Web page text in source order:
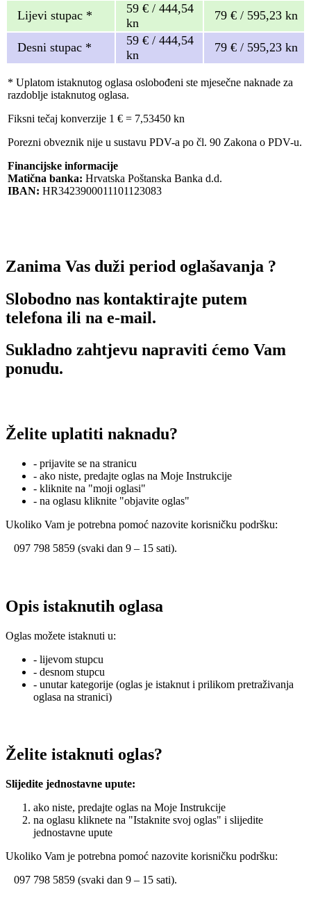
Lijevi stupac *
59 € / 444,54
kn
79 € / 595,23 kn
Desni stupac *
59 € / 444,54
kn
79 € / 595,23 kn
* Uplatom istaknutog oglasa oslobođeni ste mjesečne naknade za
razdoblje istaknutog oglasa.
Fiksni tečaj konverzije 1 € = 7,53450 kn
Porezni obveznik nije u sustavu PDV-a po čl. 90 Zakona o PDV-u.
Financijske informacije
Matična banka: Hrvatska Poštanska Banka d.d.
IBAN: HR3423900011101123083
Zanima Vas duži period oglašavanja ?
Slobodno nas kontaktirajte putem
telefona ili na e-mail.
Sukladno zahtjevu napraviti ćemo Vam
ponudu.
Želite uplatiti naknadu?
- prijavite se na stranicu
- ako niste, predajte oglas na Moje Instrukcije
- kliknite na "moji oglasi"
- na oglasu kliknite "objavite oglas"
Ukoliko Vam je potrebna pomoć nazovite korisničku podršku:
097 798 5859 (svaki dan 9 – 15 sati).
Opis istaknutih oglasa
Oglas možete istaknuti u:
- lijevom stupcu
- desnom stupcu
- unutar kategorije (oglas je istaknut i prilikom pretraživanja
oglasa na stranici)
Želite istaknuti oglas?
Slijedite jednostavne upute:
ako niste, predajte oglas na Moje Instrukcije
na oglasu kliknete na "Istaknite svoj oglas" i slijedite
jednostavne upute
Ukoliko Vam je potrebna pomoć nazovite korisničku podršku:
097 798 5859 (svaki dan 9 – 15 sati).